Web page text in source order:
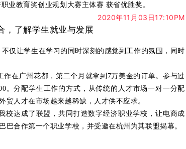
业教育奖创业规划大赛主体赛 获省优胜奖。
2020年11月03日17:10PM
，了解学生就业与发展
仅让学生在学习的同时深刻的感觉到工作的氛围，同时
在广州花都，第二个月就拿到7万美金的订单。参与过
。分配学生工作的方式，从传统的人才市场一对一分配
人才在市场越来越稀缺，人才供不应求。
校达成了联盟，共同打造数字经济职业学校，让电商成
合作第一个职业学校，并受邀在杭州为其联盟揭幕。